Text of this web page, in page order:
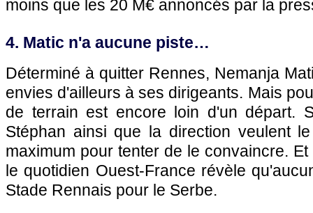
moins que les 20 M€ annoncés par la
4. Matic n'a aucune piste…
Déterminé à quitter Rennes, Nemanja
envies d'ailleurs à ses dirigeants. Mais
de terrain est encore loin d'un départ.
Stéphan ainsi que la direction veulent
maximum pour tenter de le convaincre.
le quotidien Ouest-France révèle
Stade Rennais pour le Serbe.